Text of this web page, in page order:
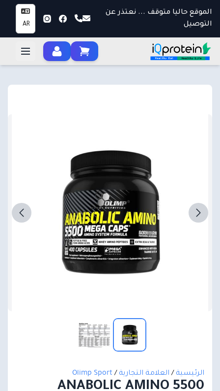
الموقع حاليا متوقف ... نعتذر عن
التوصيل
AR
الرئيسية/العلامة التجارية/
Olimp Sport
ANABOLIC AMINO 5500